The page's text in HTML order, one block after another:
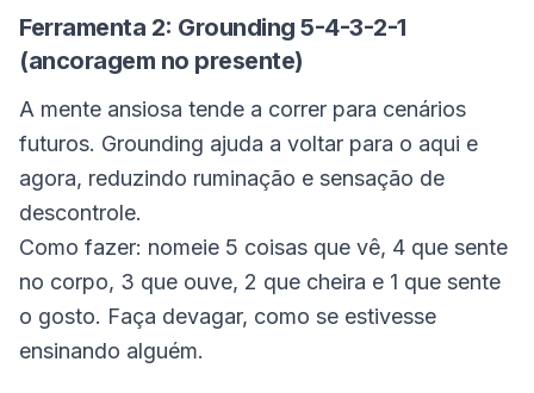
Ferramenta 2: Grounding 5-4-3-2-1
(ancoragem no presente)
A mente ansiosa tende a correr para cenários
futuros. Grounding ajuda a voltar para o aqui e
agora, reduzindo ruminação e sensação de
descontrole.
Como fazer: nomeie 5 coisas que vê, 4 que sente
no corpo, 3 que ouve, 2 que cheira e 1 que sente
o gosto. Faça devagar, como se estivesse
ensinando alguém.